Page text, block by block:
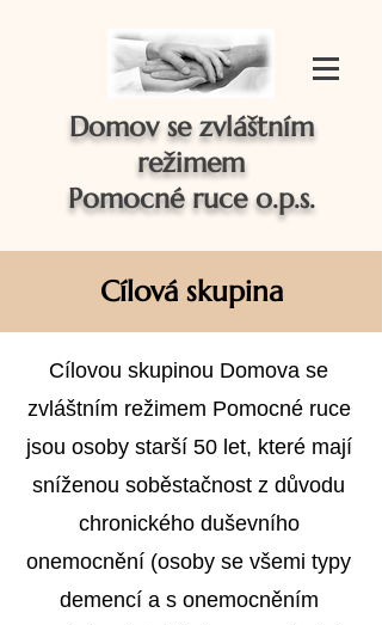
Domov se zvláštním
režimem
Pomocné ruce o.p.s.
Cílová skupina
Cílovou skupinou Domova se
zvláštním režimem Pomocné ruce
jsou osoby starší 50 let, které mají
sníženou soběstačnost z důvodu
chronického duševního
onemocnění (osoby se všemi typy
demencí a s onemocněním